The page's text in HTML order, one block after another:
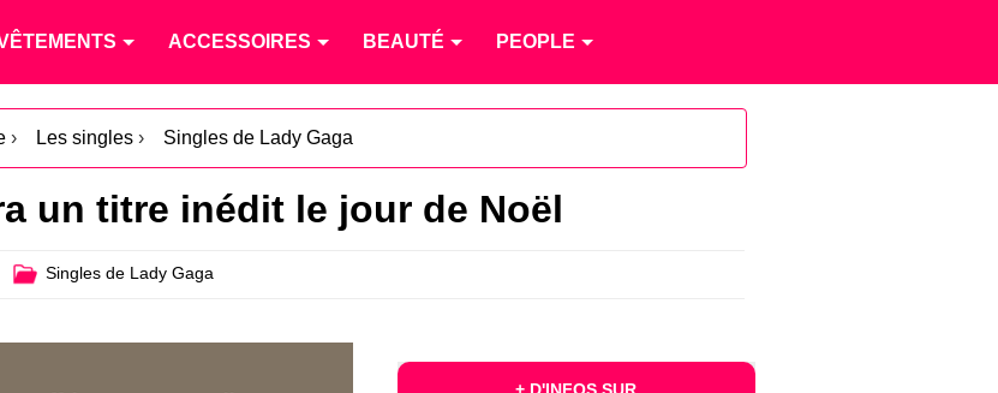
ACCESSOIRES BEAUTÉ PEOPLE
› Les singles › Singles de Lady Gaga
un titre inédit le jour de Noël
Singles de Lady Gaga
+ D'INFOS SUR